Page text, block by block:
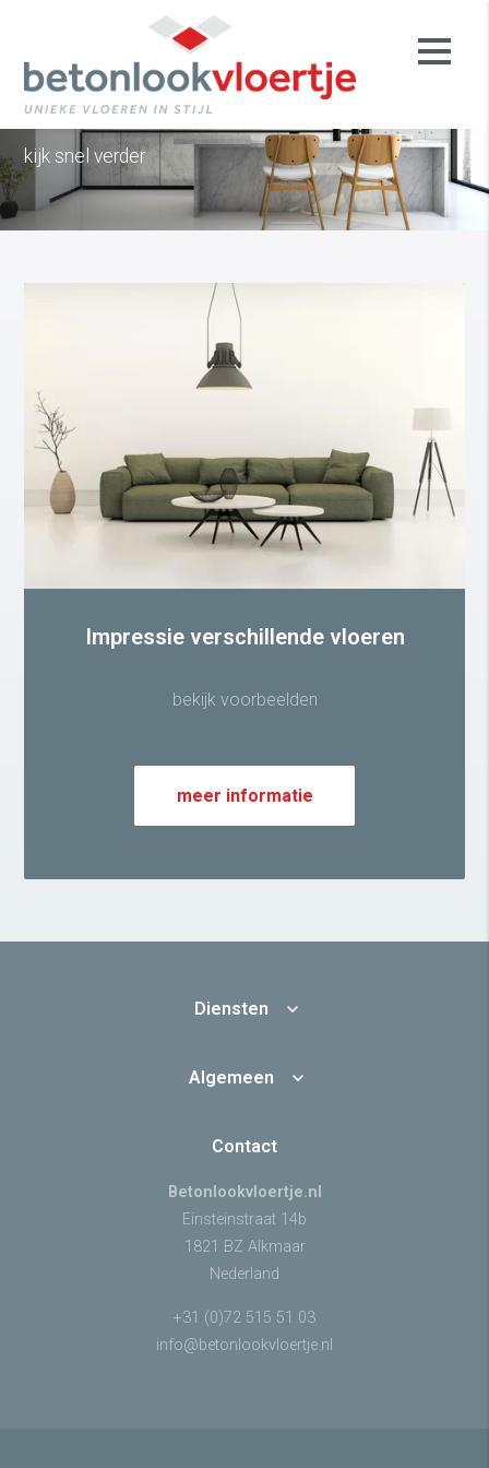
Benieuwd naar de sfeer van een
betonlook vloer?
kijk snel verder
Impressie verschillende vloeren
bekijk voorbeelden
meer informatie
Diensten
Algemeen
Contact
Betonlookvloertje.nl
Einsteinstraat 14b
1821 BZ Alkmaar
Nederland
+31 (0)72 515 51 03
info@betonlookvloertje.nl